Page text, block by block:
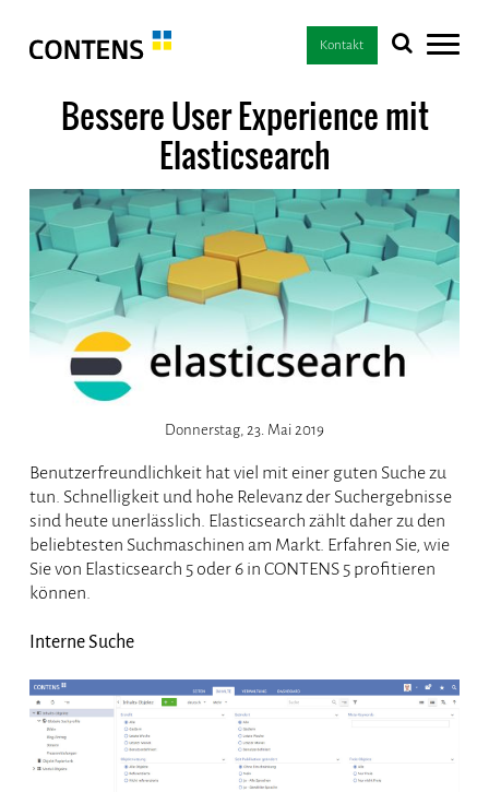
Kontakt
Bessere User Experience mit
Elasticsearch
Donnerstag, 23. Mai 2019
Benutzerfreundlichkeit hat viel mit einer guten Suche zu
tun. Schnelligkeit und hohe Relevanz der Suchergebnisse
sind heute unerlässlich. Elasticsearch zählt daher zu den
beliebtesten Suchmaschinen am Markt. Erfahren Sie, wie
Sie von Elasticsearch 5 oder 6 in CONTENS 5 profitieren
können.
Interne Suche